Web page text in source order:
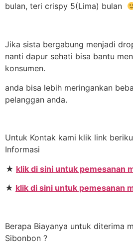
bulan, teri crispy 5(Lima) bulan
Jika sista bergabung menjadi
nanti dapur sehati bisa bantu
konsumen.
anda bisa lebih meringankan
pelanggan anda.
Untuk Kontak kami klik link
Informasi
★ klik di sini untuk pemesanan
★ klik di sini untuk pemesanan
Berapa Biayanya untuk diterima
Sibonbon ?